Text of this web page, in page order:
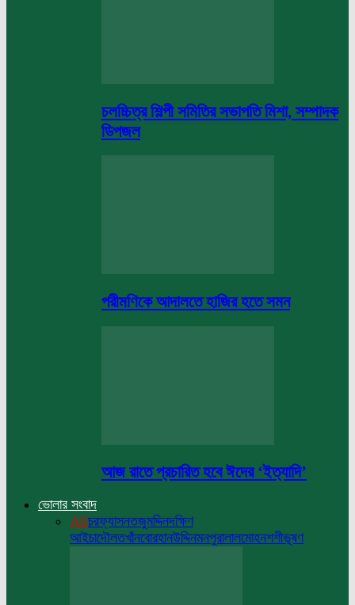
চলচ্চিত্র শিল্পী সমিতির সভাপতি মিশা, সম্পাদক
ডিপজল
পরীমণিকে আদালতে হাজির হতে সমন
আজ রাতে প্রচারিত হবে ঈদের ‘ইত্যাদি’
ভোলার সংবাদ
Allচরফ্যাসনতজুমদ্দিনদক্ষিণ
আইচাদৌলতখাঁনবোরহানউদ্দিনমনপুরালালমোহনশশীভূষণ